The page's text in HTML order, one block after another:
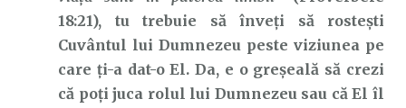
18:21), tu trebuie să înveți să rostești
Cuvântul lui Dumnezeu peste viziunea pe
care ți-a dat-o El. Da, e o greșeală să crezi
că poți juca rolul lui Dumnezeu sau că El îl